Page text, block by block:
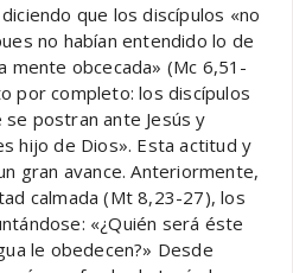
que los discípulos «no
no habían entendido lo de
mente obcecada» (Mc 6,51-
por completo: los discípulos
postran ante Jesús y
hijo de Dios». Esta actitud y
gran avance. Anteriormente,
calmada (Mt 8,23-27), los
«¿Quién será éste
le obedecen?» Desde